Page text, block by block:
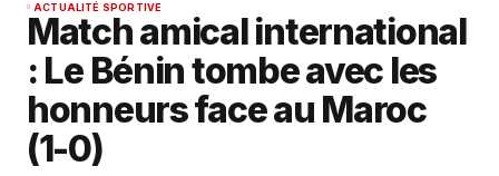
ACTUALITÉ SPORTIVE
Match amical international
: Le Bénin tombe avec les
honneurs face au Maroc
(1-0)